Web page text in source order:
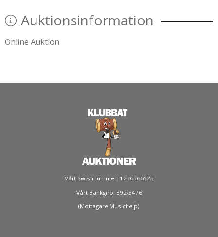
Auktionsinformation
Online Auktion
Vårt Swishnummer: 1236566525
Vårt Bankgiro: 392-5476
(Mottagare Musichelp)